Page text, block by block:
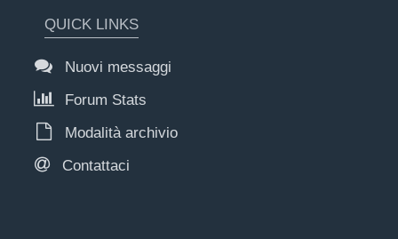
QUICK LINKS
Nuovi messaggi
Forum Stats
Modalità archivio
Contattaci